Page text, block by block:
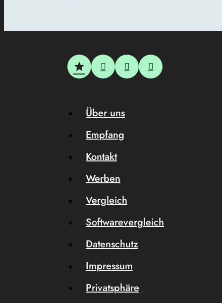
Über uns
Empfang
Kontakt
Werben
Vergleich
Softwarevergleich
Datenschutz
Impressum
Privatsphäre